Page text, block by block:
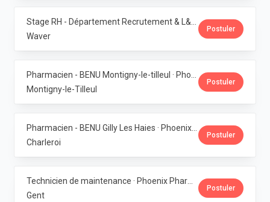
Waver
Postuler
Montigny-le-Tilleul
Postuler
Charleroi
Postuler
Gent
Postuler